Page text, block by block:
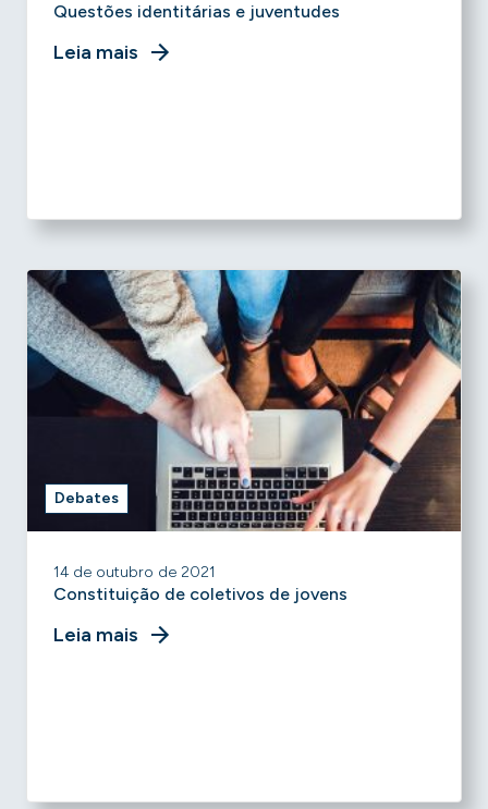
Questões identitárias e juventudes
Leia mais
Debates
14 de outubro de 2021
Constituição de coletivos de jovens
Leia mais